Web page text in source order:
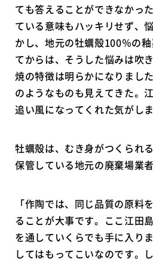
ても答えることができなかっ
ている意味もハッキリせず、
かし、地元の牡蠣殻100％の
てからは、そうした悩みは吹
焼の特徴は明らかになりまし
のようなものも見えてきた。
追い風になってくれた気がし
牡蠣殻は、むき身がつくられ
保管している地元の廃棄場業
「作陶では、同じ品質の原料
ることが大事です。ここ江田
を通していくらでも手に入り
してはもってこいなのです。